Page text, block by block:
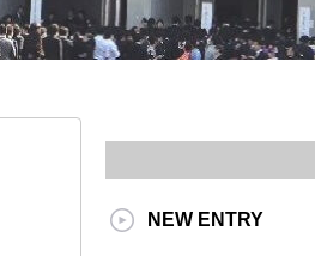
NEW ENTRY